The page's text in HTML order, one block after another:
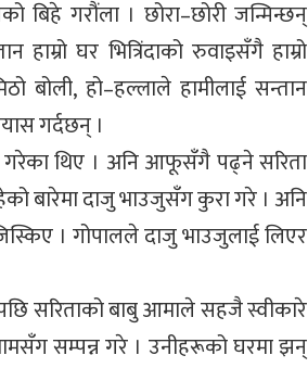
बिहे गरौंला । छोरा–छोरी जन्मिन्छन्
हाम्रो घर भित्रिंदाको रुवाइसँगै हाम्रो
बोली, हो–हल्लाले हामीलाई सन्तान
गर्दछन् ।
गरेका थिए । अनि आफूसँगै पढ्ने सरिता
बारेमा दाजु भाउजुसँग कुरा गरे । अनि
। गोपालले दाजु भाउजुलाई लिएर
सरिताको बाबु आमाले सहजै स्वीकारे
सम्पन्न गरे । उनीहरूको घरमा झन्